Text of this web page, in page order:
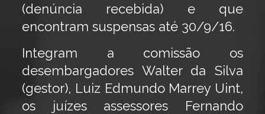
(denúncia recebida) e que
encontram suspensas até 30/9/16.
Integram a comissão os
desembargadores Walter da Silva
(gestor), Luiz Edmundo Marrey Uint,
os juízes assessores Fernando